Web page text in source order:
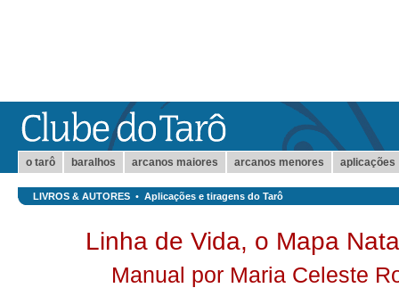
o tarô baralhos arcanos maiores arcanos menores aplicações
LIVROS & AUTORES • Aplicações e tiragens do Tarô
Linha de Vida, o Mapa
Manual por Maria Celeste